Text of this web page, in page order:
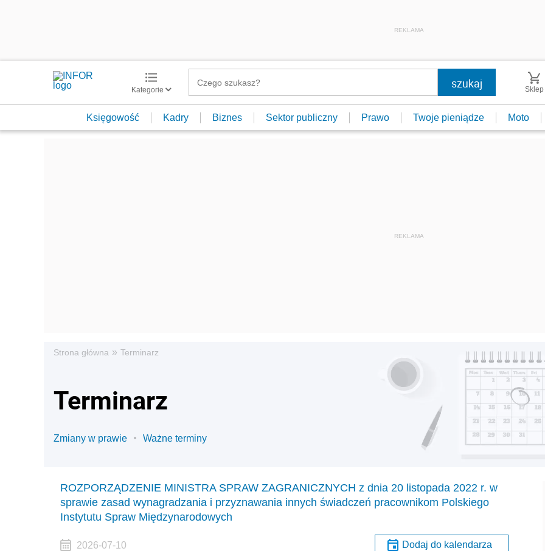
REKLAMA
Kategorie Sklep
Księgowość Kadry Biznes Sektor publiczny Prawo Twoje pieniądze Moto
Strona główna » Terminarz
Terminarz
Zmiany w prawie Ważne terminy
ROZPORZĄDZENIE MINISTRA SPRAW ZAGRANICZNYCH z dnia 20 listopada 2022 r. w
sprawie zasad wynagradzania i przyznawania innych świadczeń pracownikom Polskiego
Instytutu Spraw Międzynarodowych
2026-07-10 Dodaj do kalendarza